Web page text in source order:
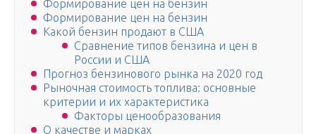
Формирование цен на бензин
Формирование цен на бензин
Какой бензин продают в США
Сравнение типов бензина и цен в
России и США
Прогноз бензинового рынка на 2020 год
Рыночная стоимость топлива: основные
критерии и их характеристика
Факторы ценообразования
О качестве и марках